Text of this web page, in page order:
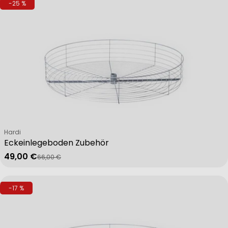
-25 %
Eckeinlegeboden Zubehör
Verkäufer:
Hardi
Verkaufspreis
49,00 €
Regulärer Preis
66,00 €
-17 %